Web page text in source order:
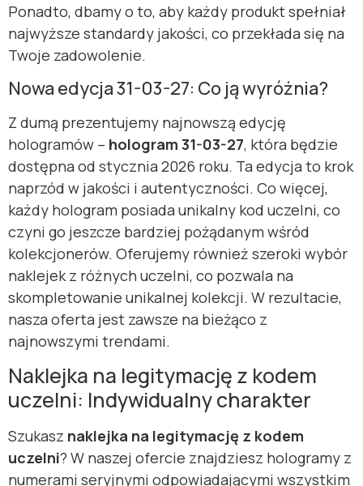
Ponadto, dbamy o to, aby każdy produkt spełniał
najwyższe standardy jakości, co przekłada się na
Twoje zadowolenie.
Nowa edycja 31-03-27: Co ją wyróżnia?
Z dumą prezentujemy najnowszą edycję
hologramów – hologram 31-03-27, która będzie
dostępna od stycznia 2026 roku. Ta edycja to krok
naprzód w jakości i autentyczności. Co więcej,
każdy hologram posiada unikalny kod uczelni, co
czyni go jeszcze bardziej pożądanym wśród
kolekcjonerów. Oferujemy również szeroki wybór
naklejek z różnych uczelni, co pozwala na
skompletowanie unikalnej kolekcji. W rezultacie,
nasza oferta jest zawsze na bieżąco z
najnowszymi trendami.
Naklejka na legitymację z kodem
uczelni: Indywidualny charakter
Szukasz naklejka na legitymację z kodem
uczelni? W naszej ofercie znajdziesz hologramy z
numerami seryjnymi odpowiadającymi wszystkim